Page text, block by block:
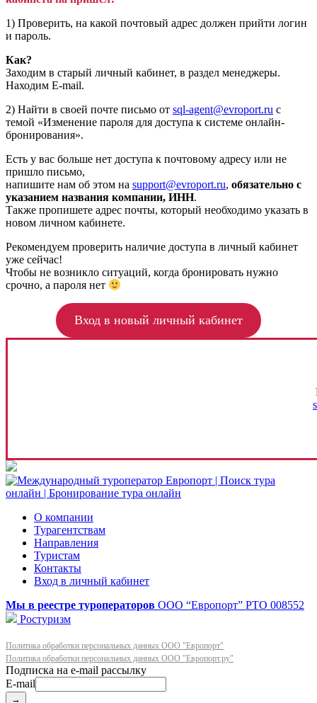
1) Проверить, на какой почтовый адрес должен прийти логин
и пароль.
Как?
Заходим в старый личный кабинет, в раздел менеджеры.
Находим E-mail.
2) Найти в своей почте письмо от sql-agent@evroport.ru c
темой «Изменение пароля для доступа к системе онлайн-
бронирования».
Есть у вас больше нет доступа к почтовому адресу или не
пришло письмо,
напишите нам об этом на support@evroport.ru, обязательно с
указанием названия компании, ИНН.
Также пропишете адрес почты, который необходимо указать в
новом личном кабинете.
Рекомендуем проверить наличие доступа в личный кабинет
уже сейчас!
Чтобы не возникло ситуаций, когда бронировать нужно
срочно, а пароля нет
Вход в новый личный кабинет
О компании
Турагентствам
Направления
Туристам
Контакты
Вход в личный кабинет
Мы в реестре туроператоров ООО “Европорт” РТО 008552
Ростуризм
Политика обработки персональных данных ООО "Европорт"
Политика обработки персональных данных ООО "Европорт.ру"
E-mail
→